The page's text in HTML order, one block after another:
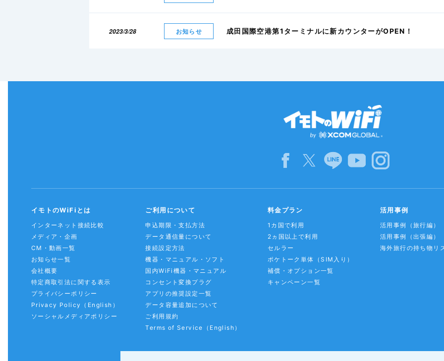
2023/3/28 お知らせ 成田国際空港第1ターミナルに新カウンターがOPEN！
イモトのWiFiとは
インターネット接続比較
メディア・企画
CM・動画一覧
お知らせ一覧
会社概要
特定商取引法に関する表示
プライバシーポリシー
Privacy Policy （English）
ソーシャルメディアポリシー
ご利用について
申込期限・支払方法
データ通信量について
接続設定方法
機器・マニュアル・ソフト
国内WiFi機器・マニュアル
コンセント変換プラグ
アプリの推奨設定一覧
データ容量追加について
ご利用規約
Terms of Service （English）
料金プラン
1カ国で利用
2ヵ国以上で利用
セルラー
ポケトーク単体 （SIM入り）
補償・オプション一覧
キャンペーン一覧
活用事例
活用事例
（旅行編）
活用事例
（出張編）
海外旅行の持ち物リ